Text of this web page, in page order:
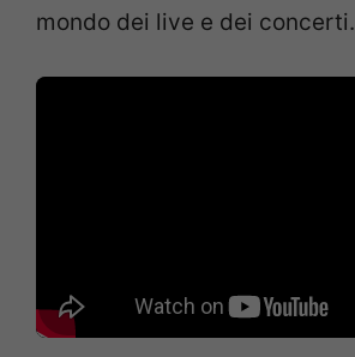
mondo dei live e dei concerti.